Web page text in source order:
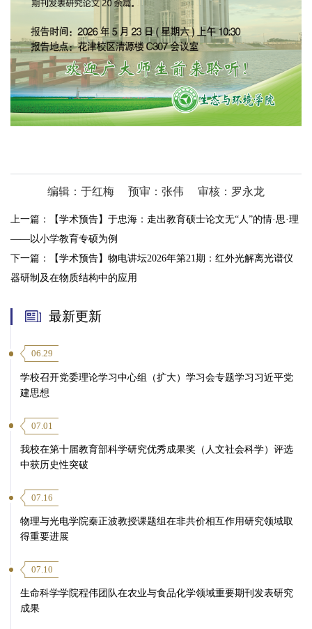
编辑：于红梅 预审：张伟 审核：罗永龙
上一篇：
【学术预告】于忠海：走出教育硕士论文无“人”的情·思·理
——以小学教育专硕为例
下一篇：
【学术预告】物电讲坛2026年第21期：红外光解离光谱仪
器研制及在物质结构中的应用
最新更新
06.29
学校召开党委理论学习中心组（扩大）学习会专题学习习近平党
建思想
07.01
我校在第十届教育部科学研究优秀成果奖（人文社会科学）评选
中获历史性突破
07.16
物理与光电学院秦正波教授课题组在非共价相互作用研究领域取
得重要进展
07.10
生命科学学院程伟团队在农业与食品化学领域重要期刊发表研究
成果